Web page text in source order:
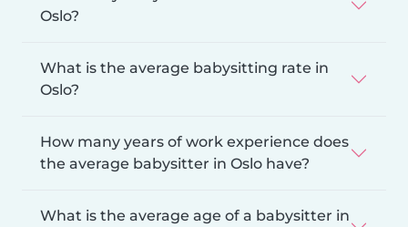
Oslo?
What is the average babysitting rate in
Oslo?
How many years of work experience does
the average babysitter in Oslo have?
What is the average age of a babysitter in